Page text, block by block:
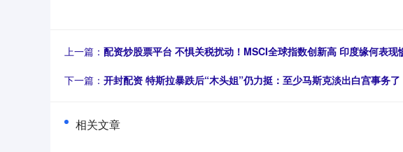
上一篇： 配资炒股票平台 不惧关税扰动！MSCI全球指数创新高 印度缘何表现
下一篇： 开封配资 特斯拉暴跌后“木头姐”仍力挺：至少马斯克淡出白宫事务了
相关文章